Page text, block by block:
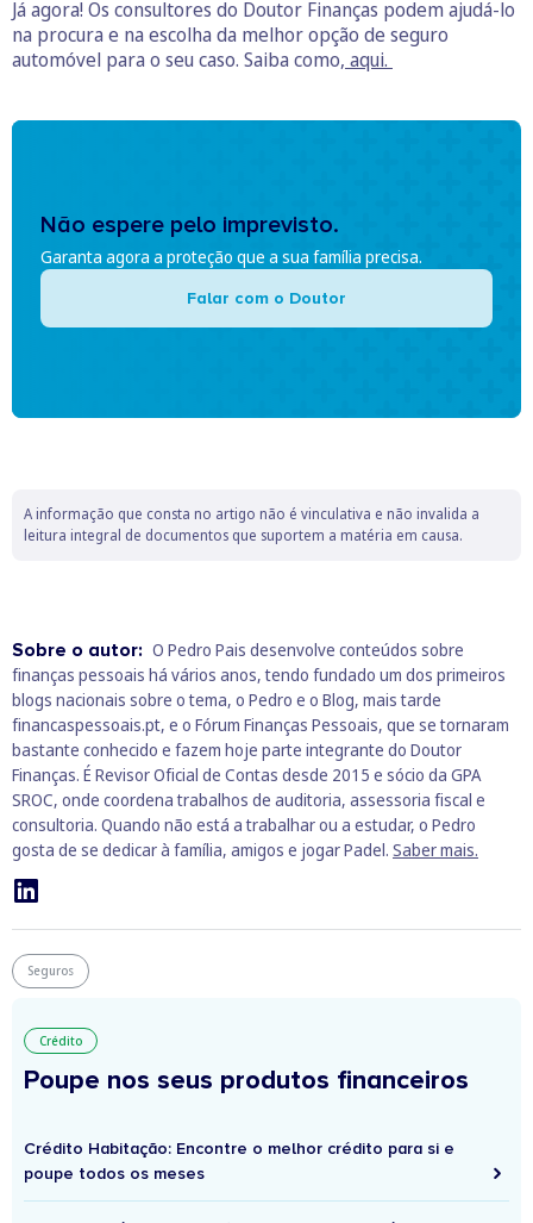
Já agora! Os consultores do Doutor Finanças podem ajudá-lo
na procura e na escolha da melhor opção de seguro
automóvel para o seu caso. Saiba como, aqui.
Não espere pelo imprevisto.
Garanta agora a proteção que a sua família precisa.
Falar com o Doutor
A informação que consta no artigo não é vinculativa e não invalida a
leitura integral de documentos que suportem a matéria em causa.
Sobre o autor: O Pedro Pais desenvolve conteúdos sobre
finanças pessoais há vários anos, tendo fundado um dos primeiros
blogs nacionais sobre o tema, o Pedro e o Blog, mais tarde
financaspessoais.pt, e o Fórum Finanças Pessoais, que se tornaram
bastante conhecido e fazem hoje parte integrante do Doutor
Finanças. É Revisor Oficial de Contas desde 2015 e sócio da GPA
SROC, onde coordena trabalhos de auditoria, assessoria fiscal e
consultoria. Quando não está a trabalhar ou a estudar, o Pedro
gosta de se dedicar à família, amigos e jogar Padel. Saber mais.
Seguros
Crédito
Poupe nos seus produtos financeiros
Crédito Habitação: Encontre o melhor crédito para si e
poupe todos os meses